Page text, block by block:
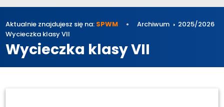
Aktualnie znajdujesz się na: SPWM Archiwum
2025/2026
Wycieczka klasy VII
Wycieczka klasy VII